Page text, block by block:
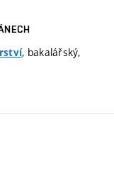
, bakalářský,